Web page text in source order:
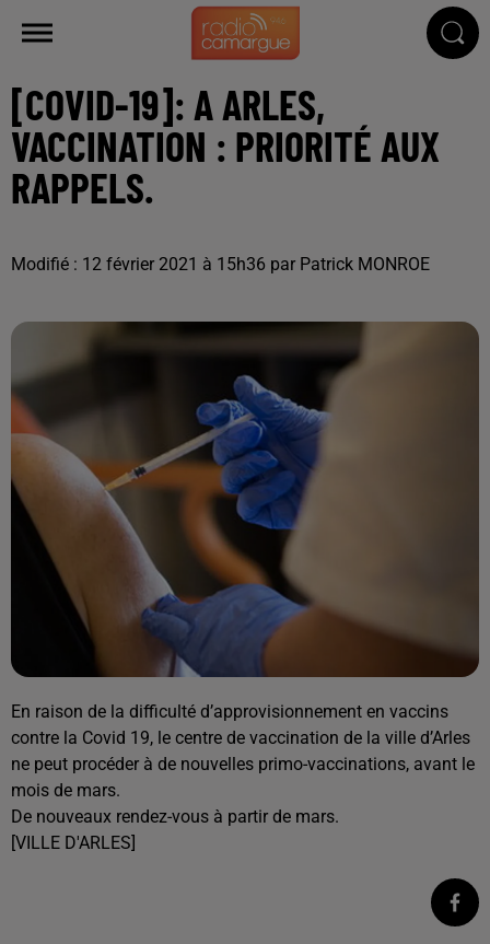
[COVID-19]: A ARLES,
VACCINATION : PRIORITÉ AUX
RAPPELS.
Modifié : 12 février 2021 à 15h36 par Patrick MONROE
En raison de la difficulté d’approvisionnement en vaccins
contre la Covid 19, le centre de vaccination de la ville d’Arles
ne peut procéder à de nouvelles primo-vaccinations, avant le
mois de mars.
De nouveaux rendez-vous à partir de mars.
[VILLE D'ARLES]